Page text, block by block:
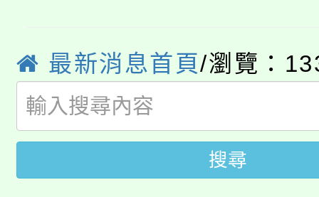
局官網。
8月14至27日，桃園電
開!
115年桃園市運動會8/
田徑場及游泳池舉行。
桃園市低收入戶享有免
視費優惠，中低收入戶
大園自造教育及科技中
最新消息首頁/瀏覽：
搜尋